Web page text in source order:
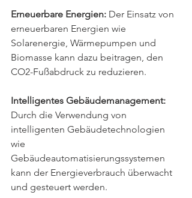
Erneuerbare Energien: Der Einsatz von
erneuerbaren Energien wie
Solarenergie, Wärmepumpen und
Biomasse kann dazu beitragen, den
CO2-Fußabdruck zu reduzieren.
Intelligentes Gebäudemanagement:
Durch die Verwendung von
intelligenten Gebäudetechnologien
wie
Gebäudeautomatisierungssystemen
kann der Energieverbrauch überwacht
und gesteuert werden.